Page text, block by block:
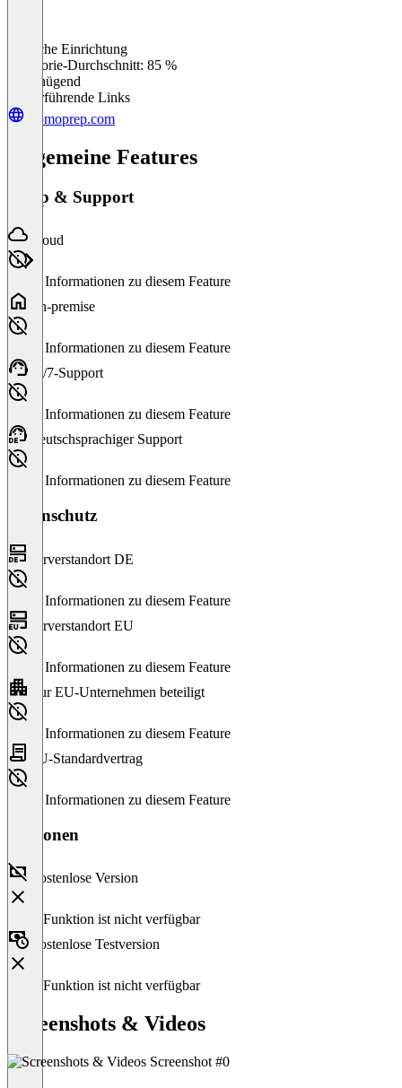
Einfache Einrichtung
Kategorie-Durchschnitt: 85 %
Ungenügend
Weiterführende Links
promoprep.com
Allgemeine Features
Setup & Support
Cloud
Keine Informationen zu diesem Feature
On-premise
Keine Informationen zu diesem Feature
24/7-Support
Keine Informationen zu diesem Feature
Deutschsprachiger Support
Keine Informationen zu diesem Feature
Datenschutz
Serverstandort DE
Keine Informationen zu diesem Feature
Serverstandort EU
Keine Informationen zu diesem Feature
Nur EU-Unternehmen beteiligt
Keine Informationen zu diesem Feature
EU-Standardvertrag
Keine Informationen zu diesem Feature
Versionen
Kostenlose Version
Diese Funktion ist nicht verfügbar
Kostenlose Testversion
Diese Funktion ist nicht verfügbar
Screenshots & Videos